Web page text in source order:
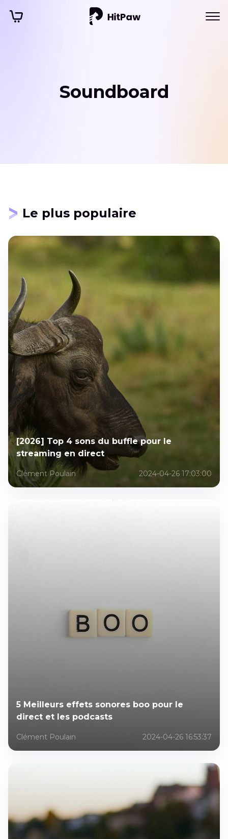
Soundboard
Le plus populaire
[2026] Top 4 sons du buffle pour le
streaming en direct
Clément Poulain 2024-04-26 17:03:00
5 Meilleurs effets sonores boo pour le
direct et les podcasts
Clément Poulain 2024-04-26 16:53:37